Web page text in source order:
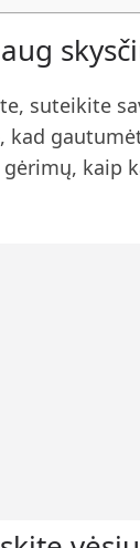
suteikite
kad
kaip